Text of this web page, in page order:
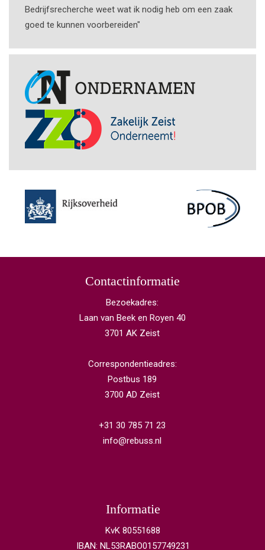
Bedrijfsrecherche weet wat ik nodig heb om een zaak
goed te kunnen voorbereiden"
Contactinformatie
Bezoekadres:
Laan van Beek en Royen 40
3701 AK Zeist
Correspondentieadres:
Postbus 189
3700 AD Zeist
+31 30 785 71 23
info@rebuss.nl
Informatie
KvK 80551688
IBAN: NL53RABO0157749231